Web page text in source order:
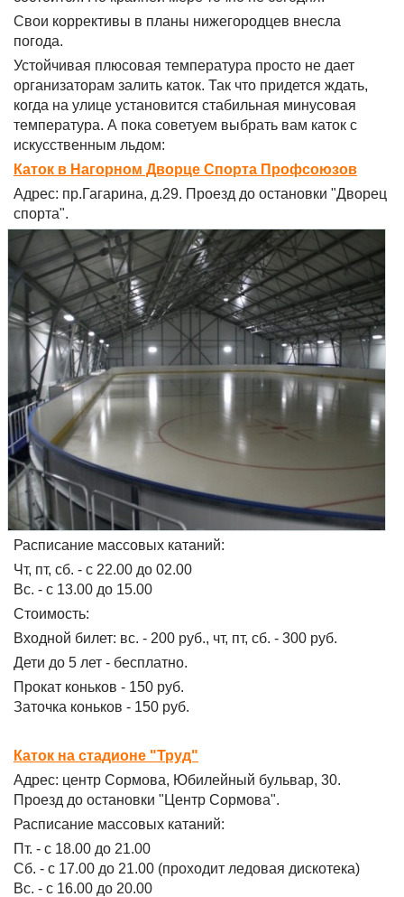
Свои коррективы в планы нижегородцев внесла
погода.
Устойчивая плюсовая температура просто не дает
организаторам залить каток. Так что придется ждать,
когда на улице установится стабильная минусовая
температура. А пока советуем выбрать вам каток с
искусственным льдом:
Каток в Нагорном Дворце Спорта Профсоюзов
Адрес: пр.Гагарина, д.29. Проезд до остановки "Дворец
спорта".
Расписание массовых катаний:
Чт, пт, сб. - с 22.00 до 02.00
Вс. - с 13.00 до 15.00
Стоимость:
Входной билет: вс. - 200 руб., чт, пт, сб. - 300 руб.
Дети до 5 лет - бесплатно.
Прокат коньков - 150 руб.
Заточка коньков - 150 руб.
Каток на стадионе "Труд"
Адрес: центр Сормова, Юбилейный бульвар, 30.
Проезд до остановки "Центр Сормова".
Расписание массовых катаний:
Пт. - с 18.00 до 21.00
Сб. - с 17.00 до 21.00 (проходит ледовая дискотека)
Вс. - с 16.00 до 20.00